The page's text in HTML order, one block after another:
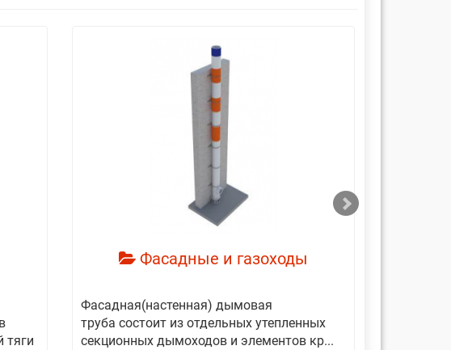
тяги
Фасадные и газоходы
Фасадная(настенная) дымовая
труба состоит из отдельных утепленных
секционных дымоходов и элементов кр...